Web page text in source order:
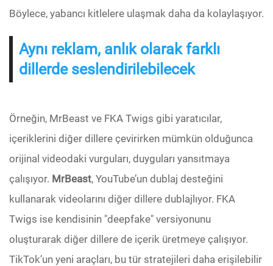
Böylece, yabancı kitlelere ulaşmak daha da kolaylaşıyor.
Aynı reklam, anlık olarak farklı
dillerde seslendirilebilecek
Örneğin, MrBeast ve FKA Twigs gibi yaratıcılar,
içeriklerini diğer dillere çevirirken mümkün olduğunca
orijinal videodaki vurguları, duyguları yansıtmaya
çalışıyor. MrBeast, YouTube’un dublaj desteğini
kullanarak videolarını diğer dillere dublajlıyor. FKA
Twigs ise kendisinin "deepfake" versiyonunu
oluşturarak diğer dillere de içerik üretmeye çalışıyor.
TikTok’un yeni araçları, bu tür stratejileri daha erişilebilir